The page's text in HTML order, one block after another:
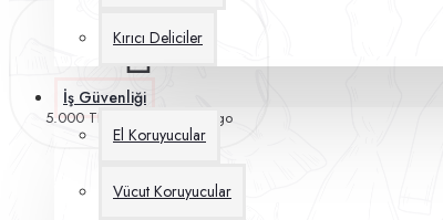
Kırıcı Deliciler
İş Güvenliği
El Koruyucular
Vücut Koruyucular
5.000 TL Üzeri Ücretsiz Kargo